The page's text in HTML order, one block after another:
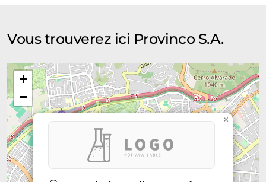
Vous trouverez ici Provinco S.A.
×
+
−